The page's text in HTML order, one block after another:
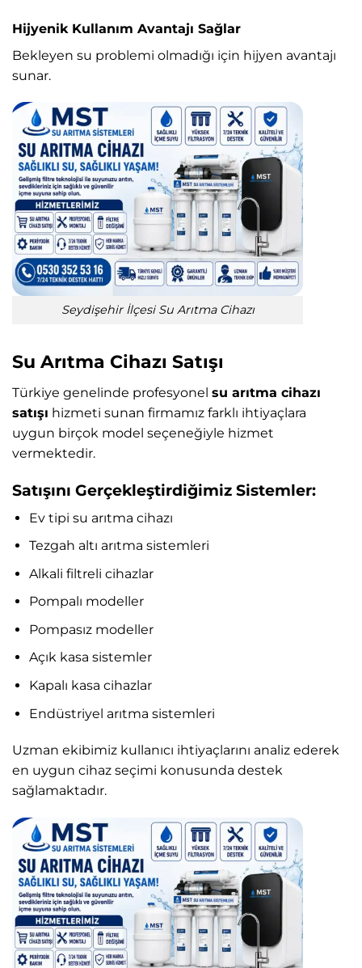
Hijyenik Kullanım Avantajı Sağlar
Bekleyen su problemi olmadığı için hijyen avantajı
sunar.
Seydişehir İlçesi Su Arıtma Cihazı
Su Arıtma Cihazı Satışı
Türkiye genelinde profesyonel su arıtma cihazı
satışı hizmeti sunan firmamız farklı ihtiyaçlara
uygun birçok model seçeneğiyle hizmet
vermektedir.
Satışını Gerçekleştirdiğimiz Sistemler:
Ev tipi su arıtma cihazı
Tezgah altı arıtma sistemleri
Alkali filtreli cihazlar
Pompalı modeller
Pompasız modeller
Açık kasa sistemler
Kapalı kasa cihazlar
Endüstriyel arıtma sistemleri
Uzman ekibimiz kullanıcı ihtiyaçlarını analiz ederek
en uygun cihaz seçimi konusunda destek
sağlamaktadır.